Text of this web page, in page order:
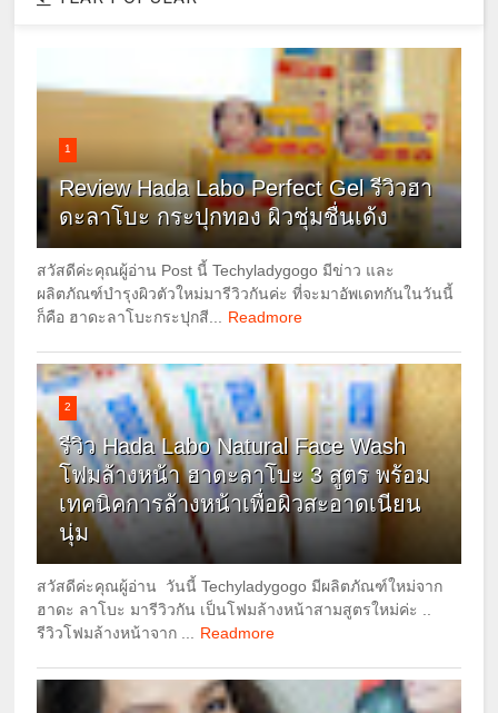
1
Review Hada Labo Perfect Gel รีวิวฮา
ดะลาโบะ กระปุกทอง ผิวชุ่มชื่นเด้ง
สวัสดีค่ะคุณผู้อ่าน Post นี้ Techyladygogo มีข่าว และ
ผลิตภัณฑ์บำรุงผิวตัวใหม่มารีวิวกันค่ะ ที่จะมาอัพเดทกันในวันนี้
ก็คือ ฮาดะลาโบะกระปุกสี...
Readmore
2
รีวิว Hada Labo Natural Face Wash
โฟมล้างหน้า ฮาดะลาโบะ 3 สูตร พร้อม
เทคนิคการล้างหน้าเพื่อผิวสะอาดเนียน
นุ่ม
สวัสดีค่ะคุณผู้อ่าน วันนี้ Techyladygogo มีผลิตภัณฑ์ใหม่จาก
ฮาดะ ลาโบะ มารีวิวกัน เป็นโฟมล้างหน้าสามสูตรใหม่ค่ะ ..
รีวิวโฟมล้างหน้าจาก ...
Readmore